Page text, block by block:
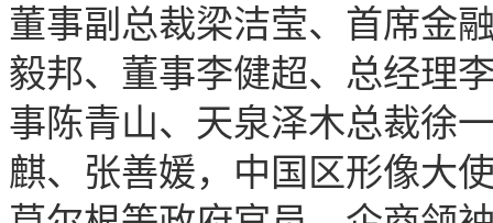
董事副总裁梁洁莹、首席金
毅邦、董事李健超、总经理
事陈青山、天泉泽木总裁徐
麒、张善媛，中国区形像大